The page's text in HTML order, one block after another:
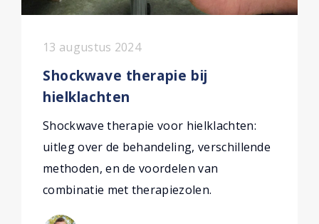
13 augustus 2024
Shockwave therapie bij
hielklachten
Shockwave therapie voor hielklachten:
uitleg over de behandeling, verschillende
methoden, en de voordelen van
combinatie met therapiezolen.